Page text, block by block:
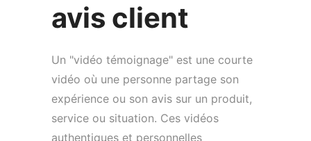
avis client
Un "vidéo témoignage" est une courte
vidéo où une personne partage son
expérience ou son avis sur un produit,
service ou situation. Ces vidéos
authentiques et personnelles